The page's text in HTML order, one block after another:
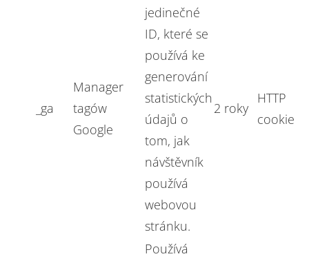
_ga
Manager
tagów
Google
jedinečné
ID, které se
používá ke
generování
statistických
údajů o
tom, jak
návštěvník
používá
webovou
stránku.
2 roky
HTTP
cookie
Používá